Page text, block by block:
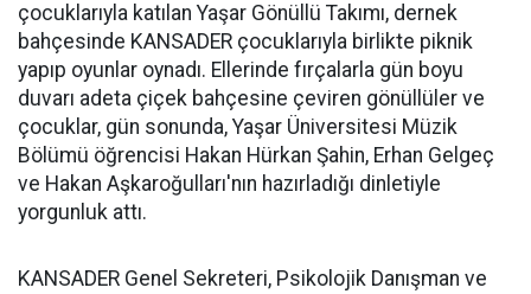
çocuklarıyla katılan Yaşar Gönüllü Takımı, dernek
bahçesinde KANSADER çocuklarıyla birlikte piknik
yapıp oyunlar oynadı. Ellerinde fırçalarla gün boyu
duvarı adeta çiçek bahçesine çeviren gönüllüler ve
çocuklar, gün sonunda, Yaşar Üniversitesi Müzik
Bölümü öğrencisi Hakan Hürkan Şahin, Erhan Gelgeç
ve Hakan Aşkaroğulları'nın hazırladığı dinletiyle
yorgunluk attı.
KANSADER Genel Sekreteri, Psikolojik Danışman ve